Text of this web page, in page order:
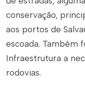
conservação,
aos portos de
escoada. Também
Infraestrutura a
rodovias.